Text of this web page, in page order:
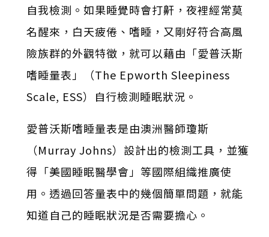
自我檢測。如果睡覺時會打鼾，夜裡經常莫
名醒來，白天疲倦、嗜睡，又剛好符合高風
險族群的外觀特徵，就可以藉由「愛普沃斯
嗜睡量表」（The Epworth Sleepiness
Scale, ESS）自行檢測睡眠狀況。
愛普沃斯嗜睡量表是由澳洲醫師瓊斯
（Murray Johns）設計出的檢測工具，並獲
得「美國睡眠醫學會」等國際組織推廣使
用。透過回答量表中的幾個簡單問題，就能
知道自己的睡眠狀況是否需要擔心。